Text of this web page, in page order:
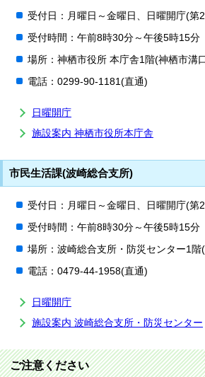
受付日：月曜日～金曜日、日曜開庁(第
受付時間：午前8時30分～午後5時15分
場所：神栖市役所 本庁舎1階(神栖市溝
電話：0299-90-1181(直通)
日曜開庁
施設案内 神栖市役所本庁舎
市民生活課(波崎総合支所)
受付日：月曜日～金曜日、日曜開庁(第
受付時間：午前8時30分～午後5時15分
場所：波崎総合支所・防災センター1
電話：0479-44-1958(直通)
日曜開庁
施設案内 波崎総合支所・防災センター
ご注意ください